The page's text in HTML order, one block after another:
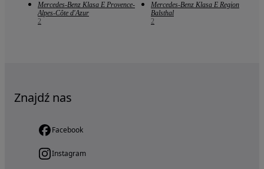
Mercedes-Benz Klasa E Provence-
Alpes-Côte d'Azur
2
Mercedes-Benz Klasa E Region
Balsthal
2
Znajdź nas
Facebook
Instagram